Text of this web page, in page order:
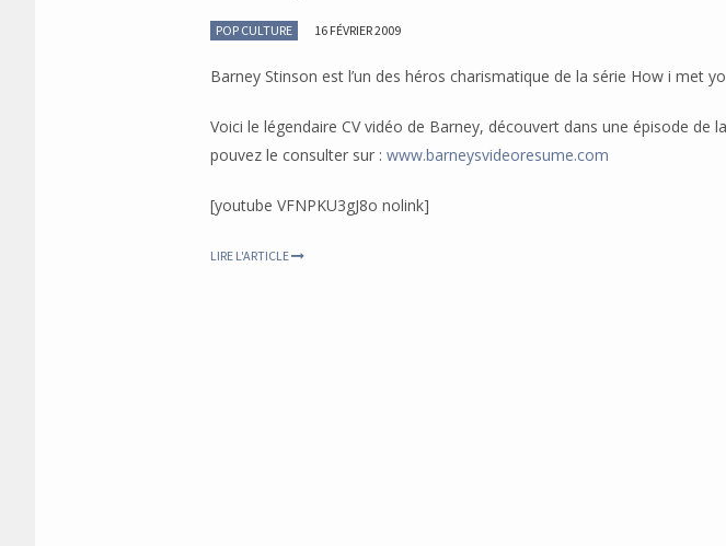
POP CULTURE 16 FÉVRIER 2009
Barney Stinson est l’un des héros charismatique de la série How i met
Voici le légendaire CV vidéo de Barney, découvert dans une épisode de
pouvez le consulter sur : www.barneysvideoresume.com
[youtube VFNPKU3gJ8o nolink]
LIRE L'ARTICLE